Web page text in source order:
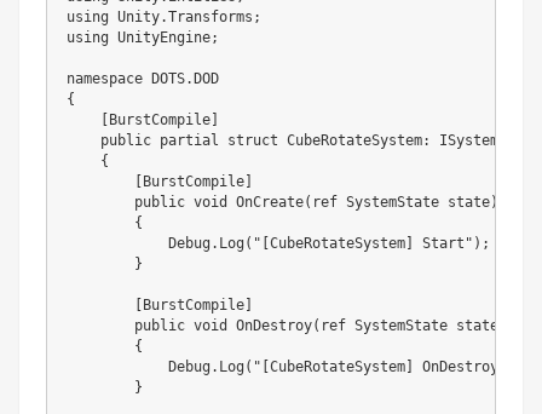
using Unity.Transforms;
using UnityEngine;
namespace DOTS.DOD
{
    [BurstCompile]
    public partial struct CubeRotateSystem: ISystem
    {
        [BurstCompile]
        public void OnCreate(ref SystemState state)
        {
            Debug.Log("[CubeRotateSystem] Start");
        }
        [BurstCompile]
        public void OnDestroy(ref SystemState state)
        {
            Debug.Log("[CubeRotateSystem] OnDestroy");
        }